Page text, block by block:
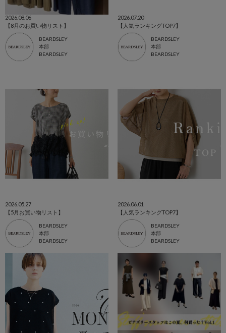
2026.08.06
【8月のお買い物リスト】
BEARDSLEY
本部
BEARDSLEY
2026.07.20
【人気ランキングTOP7】
BEARDSLEY
本部
BEARDSLEY
2026.05.27
【5月お買い物リスト】
BEARDSLEY
本部
BEARDSLEY
2026.06.01
【人気ランキングTOP7】
BEARDSLEY
本部
BEARDSLEY